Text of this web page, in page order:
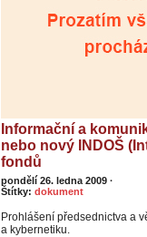
Informační a
nebo nový INDOŠ
fondů
pondělí 26. ledna 2009 ·
Štítky: dokument
Prohlášení předsednictva a
a kybernetiku.